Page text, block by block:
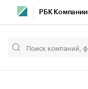
РБК Компании